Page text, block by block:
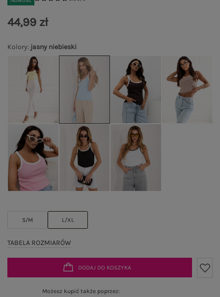
Kolory: jasny niebieski
S/M L/XL
TABELA ROZMIARÓW
44,99 zł
DODAJ DO KOSZYKA
Możesz kupić także poprzez: